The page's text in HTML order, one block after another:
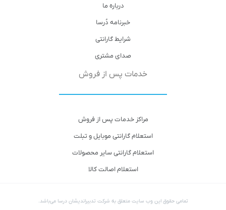
درباره ما
خبرنامه دُرسا
شرایط گارانتی
صدای مشتری
خدمات پس از فروش
مراکز خدمات پس از فروش
استعلام گارانتی موبایل و تبلت
استعلام گارانتی سایر محصولات
استعلام اصالت کالا
تمامی حقوق این وب سایت متعلق به شرکت تدبیراندیشان درسا می‌باشد.